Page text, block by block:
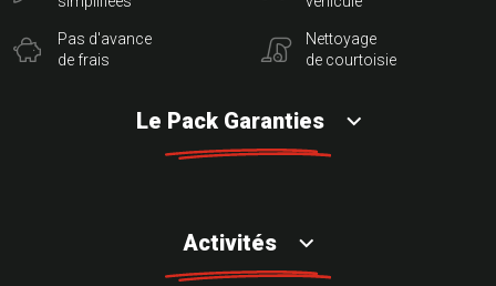
Pas d'avance
de frais
Nettoyage
de courtoisie
Le Pack Garanties
Activités